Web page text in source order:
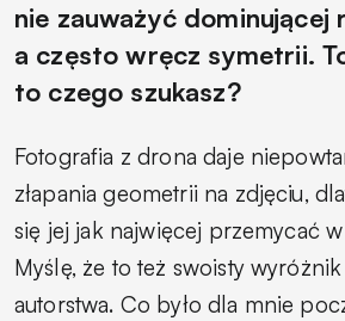
nie zauważyć dominującej
a często wręcz symetrii.
to czego szukasz?
Fotografia z drona daje
złapania geometrii na zdjęciu,
się jej jak najwięcej przemycać
Myślę, że to też swoisty
autorstwa. Co było dla mnie